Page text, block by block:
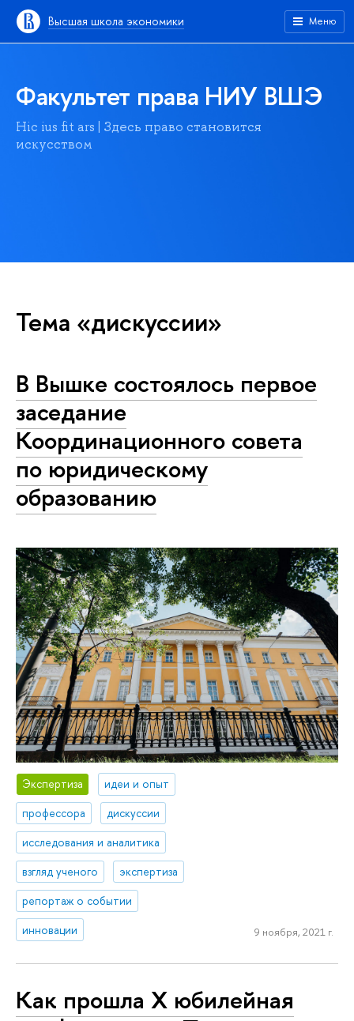
Высшая школа экономики Меню
Факультет права НИУ ВШЭ
Hic ius fit ars | Здесь право становится
искусством
Тема «дискуссии»
В Вышке состоялось первое
заседание
Координационного совета
по юридическому
образованию
Экспертиза
идеи и опыт
профессора
дискуссии
исследования и аналитика
взгляд ученого
экспертиза
репортаж о событии
инновации
9 ноября, 2021 г.
Как прошла X юбилейная